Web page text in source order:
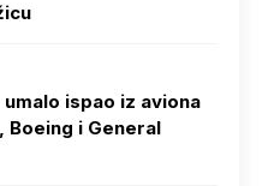
ispao iz aviona
Boeing i General